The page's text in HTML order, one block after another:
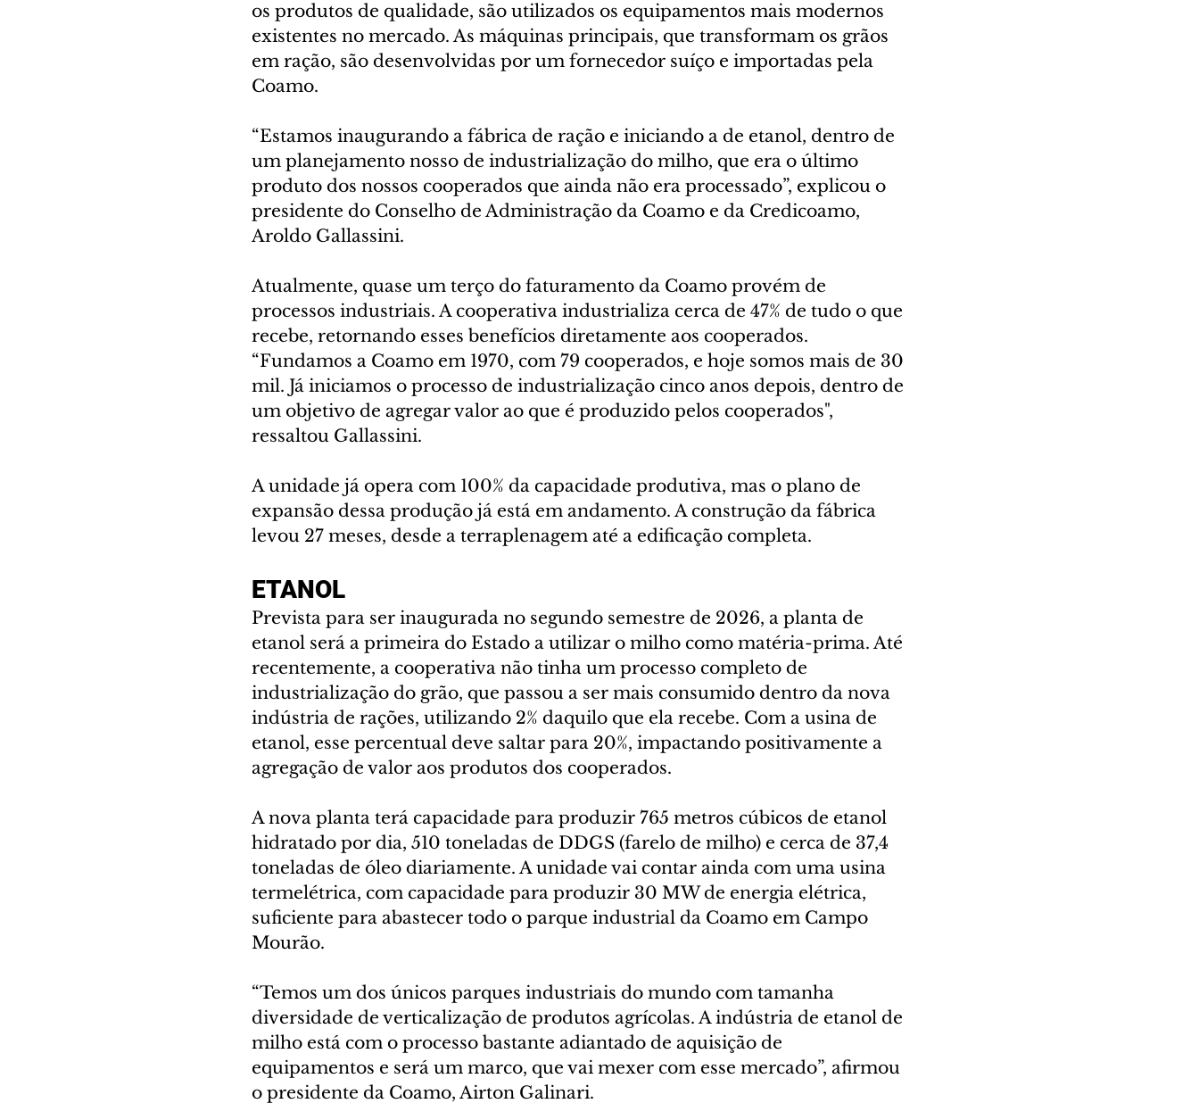
os produtos de qualidade, são utilizados os equipamentos mais modernos
existentes no mercado. As máquinas principais, que transformam os grãos
em ração, são desenvolvidas por um fornecedor suíço e importadas pela
Coamo.
“Estamos inaugurando a fábrica de ração e iniciando a de etanol, dentro de
um planejamento nosso de industrialização do milho, que era o último
produto dos nossos cooperados que ainda não era processado”, explicou o
presidente do Conselho de Administração da Coamo e da Credicoamo,
Aroldo Gallassini.
Atualmente, quase um terço do faturamento da Coamo provém de
processos industriais. A cooperativa industrializa cerca de 47% de tudo o que
recebe, retornando esses benefícios diretamente aos cooperados.
“Fundamos a Coamo em 1970, com 79 cooperados, e hoje somos mais de 30
mil. Já iniciamos o processo de industrialização cinco anos depois, dentro de
um objetivo de agregar valor ao que é produzido pelos cooperados",
ressaltou Gallassini.
A unidade já opera com 100% da capacidade produtiva, mas o plano de
expansão dessa produção já está em andamento. A construção da fábrica
levou 27 meses, desde a terraplenagem até a edificação completa.
ETANOL
Prevista para ser inaugurada no segundo semestre de 2026, a planta de
etanol será a primeira do Estado a utilizar o milho como matéria-prima. Até
recentemente, a cooperativa não tinha um processo completo de
industrialização do grão, que passou a ser mais consumido dentro da nova
indústria de rações, utilizando 2% daquilo que ela recebe. Com a usina de
etanol, esse percentual deve saltar para 20%, impactando positivamente a
agregação de valor aos produtos dos cooperados.
A nova planta terá capacidade para produzir 765 metros cúbicos de etanol
hidratado por dia, 510 toneladas de DDGS (farelo de milho) e cerca de 37,4
toneladas de óleo diariamente. A unidade vai contar ainda com uma usina
termelétrica, com capacidade para produzir 30 MW de energia elétrica,
suficiente para abastecer todo o parque industrial da Coamo em Campo
Mourão.
“Temos um dos únicos parques industriais do mundo com tamanha
diversidade de verticalização de produtos agrícolas. A indústria de etanol de
milho está com o processo bastante adiantado de aquisição de
equipamentos e será um marco, que vai mexer com esse mercado”, afirmou
o presidente da Coamo, Airton Galinari.